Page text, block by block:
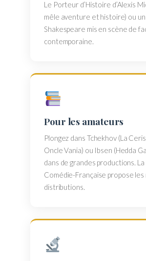
Le Porteur d’Histoire d’Alexis
mêle aventure et histoire) ou un
Shakespeare mis en scène de
contemporaine.
Pour les amateurs
Plongez dans Tchekhov (La
Oncle Vania) ou Ibsen (Hedda
dans de grandes productions. La
Comédie-Française propose les
distributions.